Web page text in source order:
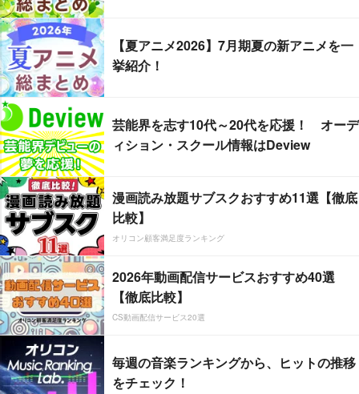
【夏アニメ2026】7月期夏の新アニメを一
挙紹介！
芸能界を志す10代～20代を応援！ オーデ
ィション・スクール情報はDeview
漫画読み放題サブスクおすすめ11選【徹底
比較】
オリコン顧客満足度ランキング
2026年動画配信サービスおすすめ40選
【徹底比較】
CS動画配信サービス20選
毎週の音楽ランキングから、ヒットの推移
をチェック！